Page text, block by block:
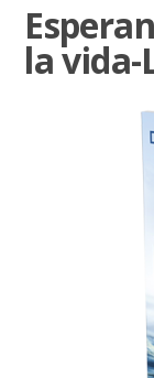
la vida-